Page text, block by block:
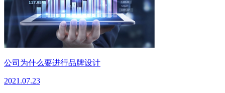
公司为什么要进行品牌设计
2021.07.23